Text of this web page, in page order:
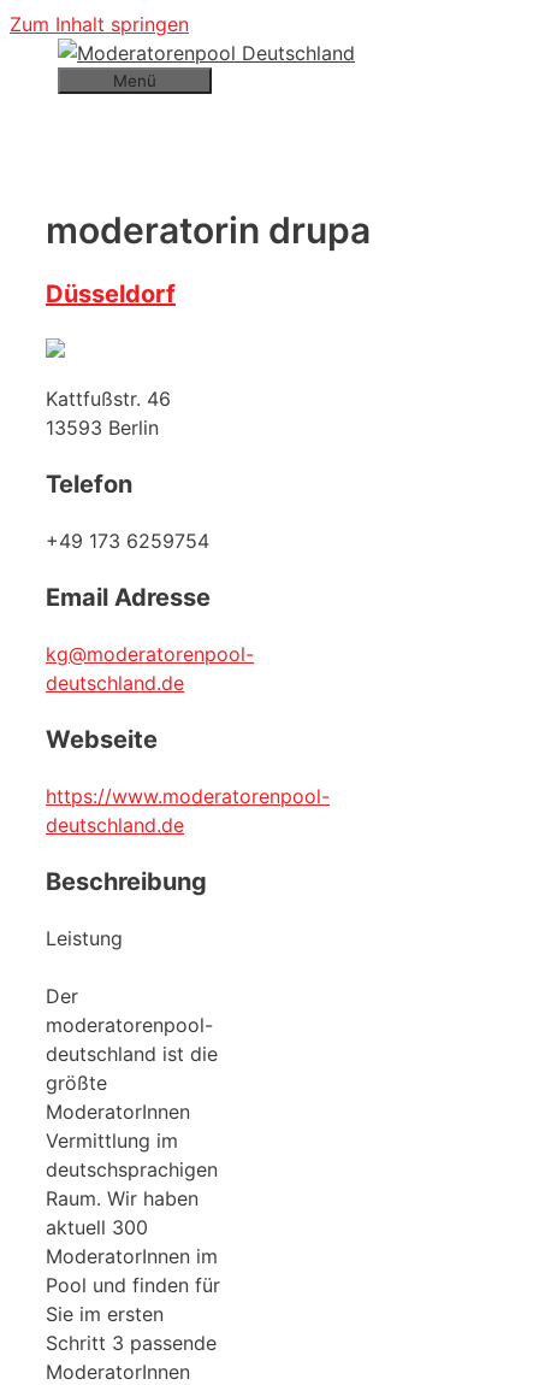
Zum Inhalt springen
Menü
moderatorin drupa
Düsseldorf
Kattfußstr. 46
13593 Berlin
Telefon
+49 173 6259754
Email Adresse
kg@moderatorenpool-
deutschland.de
Webseite
https://www.moderatorenpool-
deutschland.de
Beschreibung
Leistung
Der
moderatorenpool-
deutschland ist die
größte
ModeratorInnen
Vermittlung im
deutschsprachigen
Raum. Wir haben
aktuell 300
ModeratorInnen im
Pool und finden für
Sie im ersten
Schritt 3 passende
ModeratorInnen